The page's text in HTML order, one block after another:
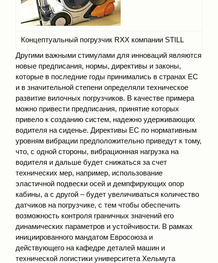
Концептуальный погрузчик RXX компании STILL
Другими важными стимулами для инноваций являются
новые предписания, нормы, директивы и законы,
которые в последние годы принимались в странах ЕС
и в значительной степени определяли техническое
развитие вилочных погрузчиков. В качестве примера
можно привести предписания, принятие которых
привело к созданию систем, надежно удерживающих
водителя на сиденье. Директивы ЕС по нормативным
уровням вибрации предположительно приведут к тому,
что, с одной стороны, вибрационная нагрузка на
водителя и дальше будет снижаться за счет
технических мер, например, использование
эластичной подвески осей и демпфирующих опор
кабины, а с другой – будет увеличиваться количество
датчиков на погрузчике, с тем чтобы обеспечить
возможность контроля граничных значений его
динамических параметров и устойчивости. В рамках
инициированного мандатом Евросоюза и
действующего на кафедре деталей машин и
технической логистики университета Хельмута